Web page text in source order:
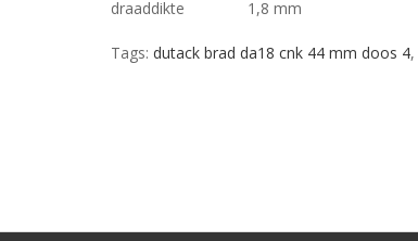
draaddikte
1,8 mm
Tags: dutack brad da18 cnk 44 mm doos 4,